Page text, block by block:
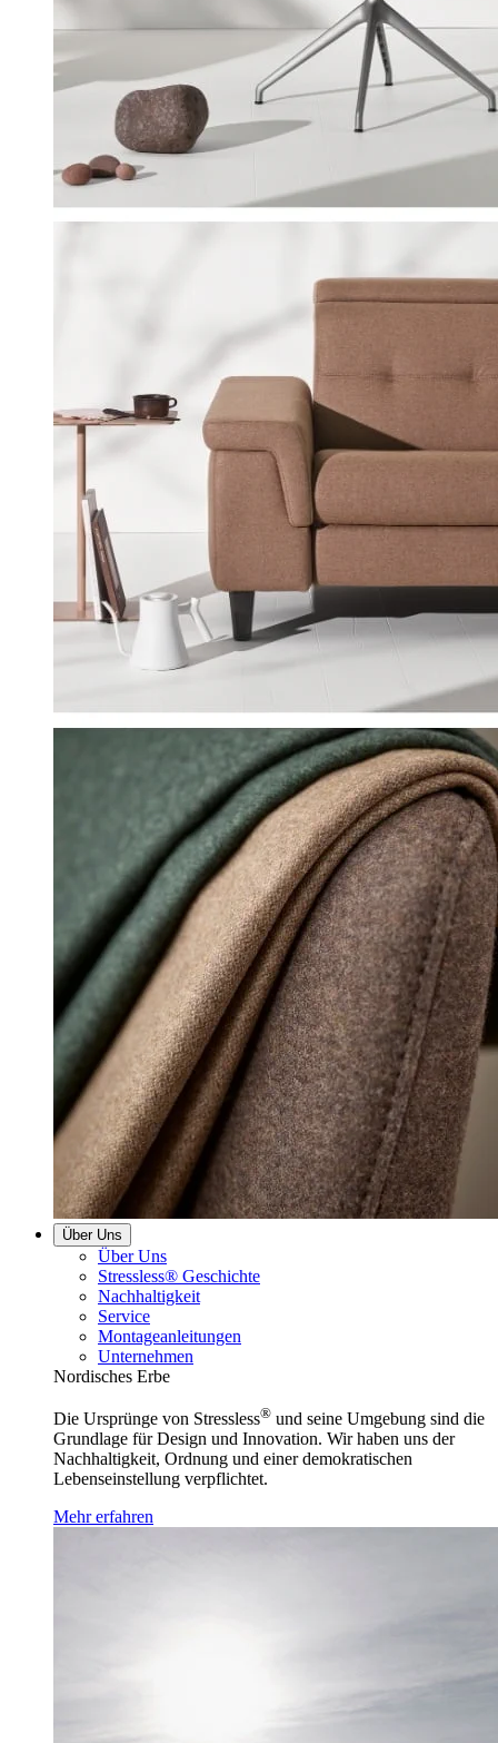
Über Uns
Über Uns
Stressless® Geschichte
Nachhaltigkeit
Service
Montageanleitungen
Unternehmen
Nordisches Erbe
Die Ursprünge von Stressless® und seine Umgebung sind die
Grundlage für Design und Innovation. Wir haben uns der
Nachhaltigkeit, Ordnung und einer demokratischen
Lebenseinstellung verpflichtet.
Mehr erfahren